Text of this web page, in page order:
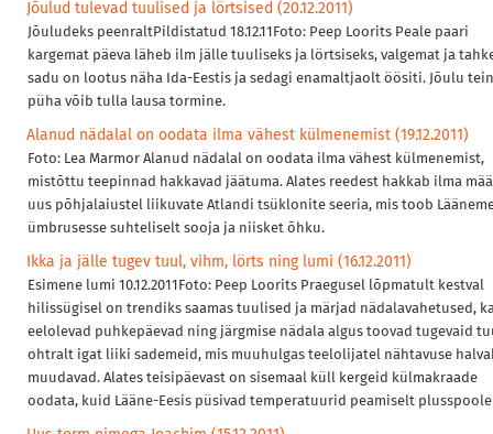
Jõulud tulevad tuulised ja lörtsised (20.12.2011)
Jõuludeks peenraltPildistatud 18.12.11Foto: Peep Loorits Peale paari
kargemat päeva läheb ilm jälle tuuliseks ja lörtsiseks, valgemat ja
sadu on lootus näha Ida-Eestis ja sedagi enamaltjaolt öösiti. Jõulu
püha võib tulla lausa tormine.
Alanud nädalal on oodata ilma vähest külmenemist (19.12.2011)
Foto: Lea Marmor Alanud nädalal on oodata ilma vähest külmenemist,
mistõttu teepinnad hakkavad jäätuma. Alates reedest hakkab ilma
uus põhjalaiustel liikuvate Atlandi tsüklonite seeria, mis toob
ümbrusesse suhteliselt sooja ja niisket õhku.
Ikka ja jälle tugev tuul, vihm, lörts ning lumi (16.12.2011)
Esimene lumi 10.12.2011Foto: Peep Loorits Praegusel lõpmatult kestval
hilissügisel on trendiks saamas tuulised ja märjad nädalavahetused,
eelolevad puhkepäevad ning järgmise nädala algus toovad tugevaid
ohtralt igat liiki sademeid, mis muuhulgas teelolijatel nähtavuse
muudavad. Alates teisipäevast on sisemaal küll kergeid külmakraade
oodata, kuid Lääne-Eesis püsivad temperatuurid peamiselt